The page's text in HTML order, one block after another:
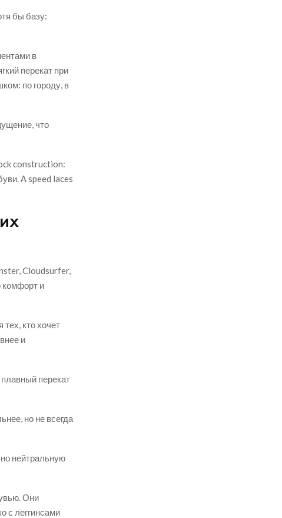
бы базу:
в
перекат при
по городу, в
что
construction:
А speed laces
Cloudsurfer,
комфорт и
кто хочет
и
перекат
но не всегда
нейтральную
Они
с леггинсами